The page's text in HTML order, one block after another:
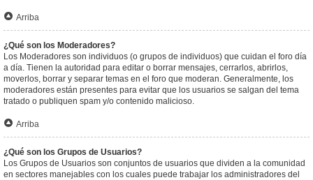
Arriba
¿Qué son los Moderadores?
Los Moderadores son individuos (o grupos de individuos) que cuidan el foro día
a día. Tienen la autoridad para editar o borrar mensajes, cerrarlos, abrirlos,
moverlos, borrar y separar temas en el foro que moderan. Generalmente, los
moderadores están presentes para evitar que los usuarios se salgan del tema
tratado o publiquen spam y/o contenido malicioso.
Arriba
¿Qué son los Grupos de Usuarios?
Los Grupos de Usuarios son conjuntos de usuarios que dividen a la comunidad
en sectores manejables con los cuales puede trabajar los administradores del